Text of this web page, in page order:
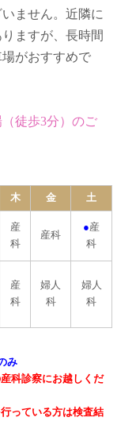
ません。近隣に
ますが、長時間
がおすすめで
徒歩3分）のご
み
科診察にお越しくだ
っている方は検査結
木 金 土
産
科
産科
●産
科
産
科
婦人
科
婦人
科